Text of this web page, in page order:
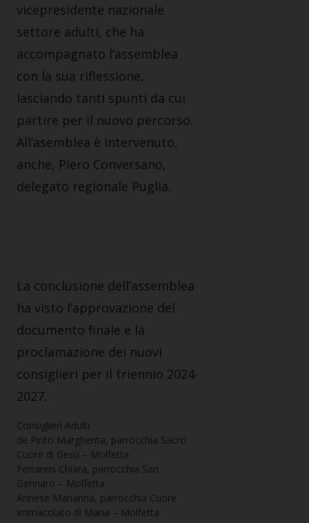
vicepresidente nazionale
settore adulti, che ha
accompagnato l’assemblea
con la sua riflessione,
lasciando tanti spunti da cui
partire per il nuovo percorso.
All’asemblea è intervenuto,
anche, Piero Conversano,
delegato regionale Puglia.
La conclusione dell’assemblea
ha visto l’approvazione del
documento finale e la
proclamazione dei nuovi
consiglieri per il triennio 2024-
2027.
Consiglieri Adulti
de Pinto Margherita, parrocchia Sacro
Cuore di Gesù – Molfetta
Ferrareis Chiara, parrocchia San
Gennaro – Molfetta
Annese Marianna, parrocchia Cuore
Immacolato di Maria – Molfetta